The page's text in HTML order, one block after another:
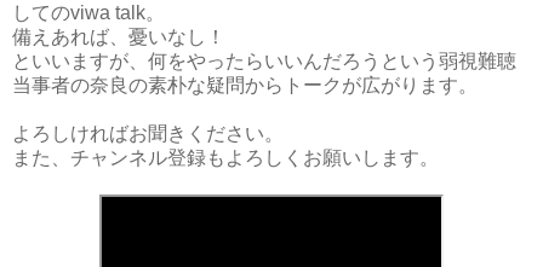
してのviwa talk。
備えあれば、憂いなし！
といいますが、何をやったらいいんだろうという弱視難聴
当事者の奈良の素朴な疑問からトークが広がります。
よろしければお聞きください。
また、チャンネル登録もよろしくお願いします。